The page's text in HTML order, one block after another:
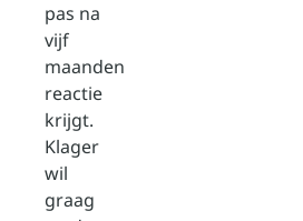
pas na
vijf
maanden
reactie
krijgt.
Klager
wil
graag